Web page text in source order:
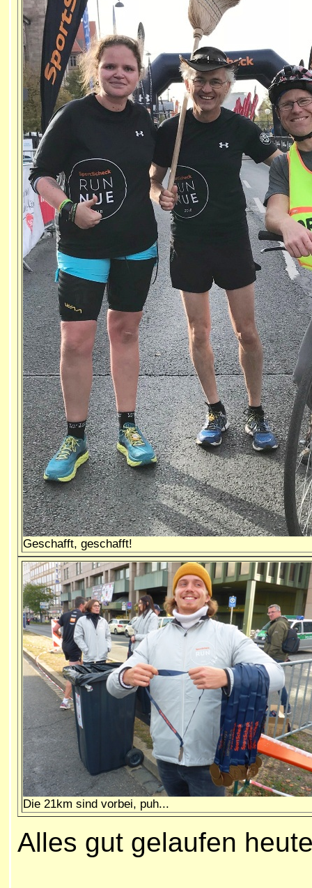
Geschafft, geschafft!
Die 21km sind vorbei, puh...
Alles gut gelaufen